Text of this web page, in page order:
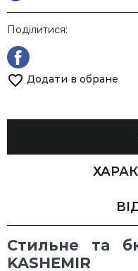
Поділитися:
Додати в обране
Стильне та
KASHEMIR